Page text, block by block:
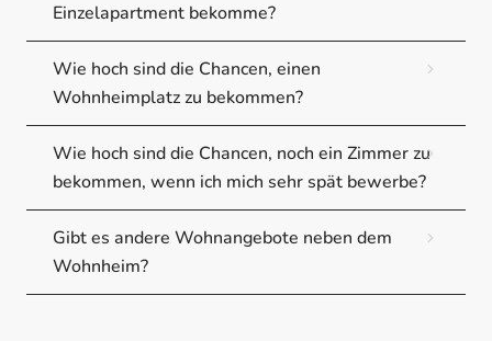
Einzelapartment bekomme?
Wie hoch sind die Chancen, einen
Wohnheimplatz zu bekommen?
Wie hoch sind die Chancen, noch ein Zimmer zu
bekommen, wenn ich mich sehr spät bewerbe?
Gibt es andere Wohnangebote neben dem
Wohnheim?